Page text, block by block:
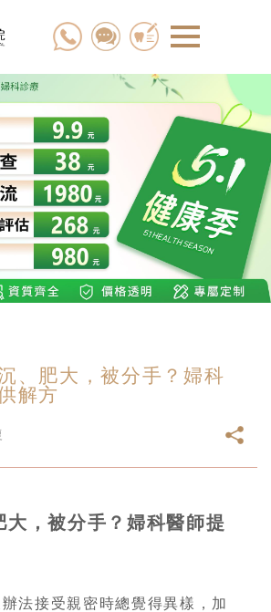
、肥大，被分手？婦科
解方
大，被分手？婦科醫師提
接受親密時總覺得異樣，加